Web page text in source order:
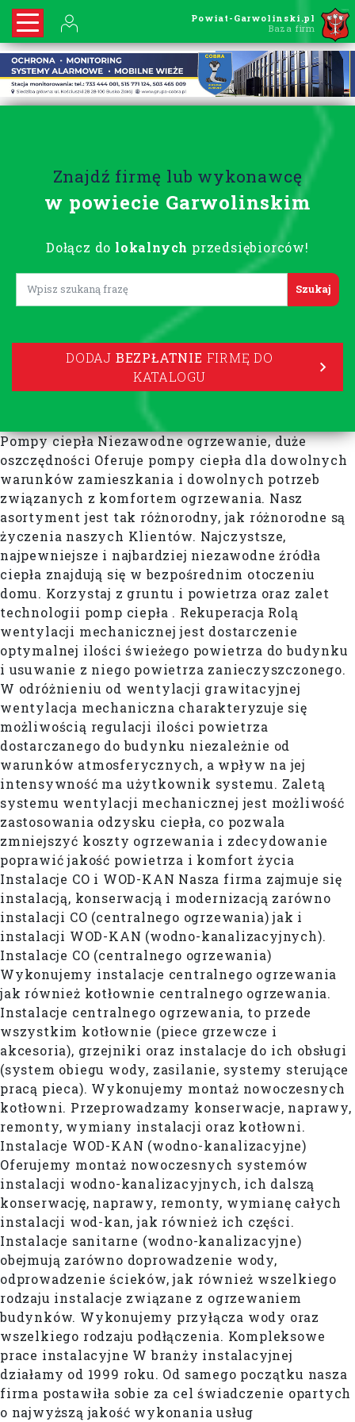
Powiat-Garwolinski.pl
Baza firm
Znajdź firmę lub wykonawcę
w powiecie Garwolinskim
Dołącz do lokalnych przedsiębiorców!
Lorem ipsum
DODAJ BEZPŁATNIE FIRMĘ DO
KATALOGU
Pompy ciepła Niezawodne ogrzewanie, duże
oszczędności Oferuje pompy ciepła dla dowolnych
warunków zamieszkania i dowolnych potrzeb
związanych z komfortem ogrzewania. Nasz
asortyment jest tak różnorodny, jak różnorodne są
życzenia naszych Klientów. Najczystsze,
najpewniejsze i najbardziej niezawodne źródła
ciepła znajdują się w bezpośrednim otoczeniu
domu. Korzystaj z gruntu i powietrza oraz zalet
technologii pomp ciepła . Rekuperacja Rolą
wentylacji mechanicznej jest dostarczenie
optymalnej ilości świeżego powietrza do budynku
i usuwanie z niego powietrza zanieczyszczonego.
W odróżnieniu od wentylacji grawitacyjnej
wentylacja mechaniczna charakteryzuje się
możliwością regulacji ilości powietrza
dostarczanego do budynku niezależnie od
warunków atmosferycznych, a wpływ na jej
intensywność ma użytkownik systemu. Zaletą
systemu wentylacji mechanicznej jest możliwość
zastosowania odzysku ciepła, co pozwala
zmniejszyć koszty ogrzewania i zdecydowanie
poprawić jakość powietrza i komfort życia
Instalacje CO i WOD-KAN Nasza firma zajmuje się
instalacją, konserwacją i modernizacją zarówno
instalacji CO (centralnego ogrzewania) jak i
instalacji WOD-KAN (wodno-kanalizacyjnych).
Instalacje CO (centralnego ogrzewania)
Wykonujemy instalacje centralnego ogrzewania
jak również kotłownie centralnego ogrzewania.
Instalacje centralnego ogrzewania, to przede
wszystkim kotłownie (piece grzewcze i
akcesoria), grzejniki oraz instalacje do ich obsługi
(system obiegu wody, zasilanie, systemy sterujące
pracą pieca). Wykonujemy montaż nowoczesnych
kotłowni. Przeprowadzamy konserwacje, naprawy,
remonty, wymiany instalacji oraz kotłowni.
Instalacje WOD-KAN (wodno-kanalizacyjne)
Oferujemy montaż nowoczesnych systemów
instalacji wodno-kanalizacyjnych, ich dalszą
konserwację, naprawy, remonty, wymianę całych
instalacji wod-kan, jak również ich części.
Instalacje sanitarne (wodno-kanalizacyjne)
obejmują zarówno doprowadzenie wody,
odprowadzenie ścieków, jak również wszelkiego
rodzaju instalacje związane z ogrzewaniem
budynków. Wykonujemy przyłącza wody oraz
wszelkiego rodzaju podłączenia. Kompleksowe
prace instalacyjne W branży instalacyjnej
działamy od 1999 roku. Od samego początku nasza
firma postawiła sobie za cel świadczenie opartych
o najwyższą jakość wykonania usług